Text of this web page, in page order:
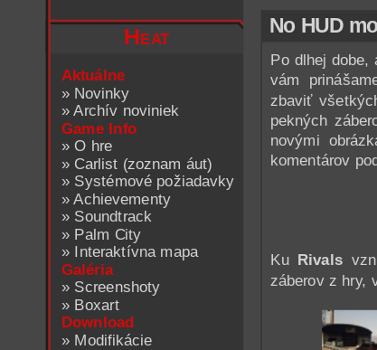
Heat
Aktuálne
» Novinky
»Archív noviniek
Game Info
»O hre
» Carlist (zoznam áut)
» Systémové požiadavky
»Achievementy
» Soundtrack
» Palm City
» Interaktívna mapa
Galéria
» Screenshoty
» Boxart
Download
» Modifikácie
No HUD
Po dlhej dobe,
vám
zbaviť
pekných
novými
komentárov
Ku Rivals
záberov z hry,